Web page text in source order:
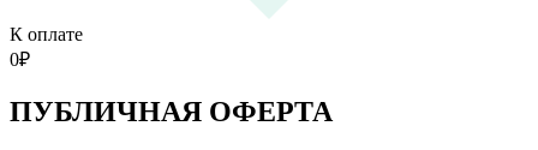
К оплате
0₽
ПУБЛИЧНАЯ ОФЕРТА